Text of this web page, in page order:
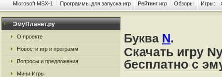
Microsoft MSX-1 Программы для запуска игр Рейтинг игр Обзоры Игры:
ЭмуПланет.ру
О проекте
Новости игр и программ
Вопросы и предложения
Мини Игры
Буква N.
Скачать игру
бесплатно с